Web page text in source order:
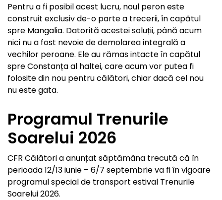
Pentru a fi posibil acest lucru, noul peron este
construit exclusiv de-o parte a trecerii, în capătul
spre Mangalia. Datorită acestei soluții, până acum
nici nu a fost nevoie de demolarea integrală a
vechilor peroane. Ele au rămas intacte în capătul
spre Constanța al haltei, care acum vor putea fi
folosite din nou pentru călători, chiar dacă cel nou
nu este gata.
Programul Trenurile
Soarelui 2026
CFR Călători a anunțat săptămâna trecută că în
perioada 12/13 iunie – 6/7 septembrie va fi în vigoare
programul special de transport estival Trenurile
Soarelui 2026.